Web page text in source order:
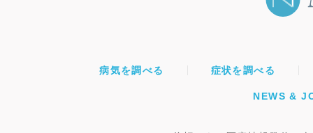
病気を調べる 症状を調べる
NEWS &